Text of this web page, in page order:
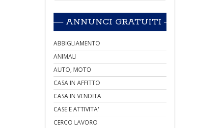
ANNUNCI GRATUITI
ABBIGLIAMENTO
ANIMALI
AUTO, MOTO
CASA IN AFFITTO
CASA IN VENDITA
CASE E ATTIVITA'
CERCO LAVORO